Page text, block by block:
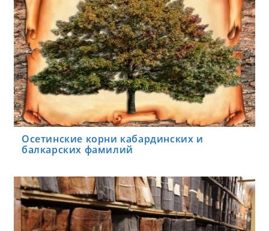
Осетинские корни кабардинских и
балкарских фамилий